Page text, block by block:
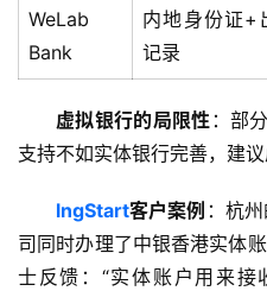
WeLab
Bank
内地身份证+
记录
虚拟银行的局限性 ：部
支持不如实体银行完善，建
lngStart客户案例 ：杭
司同时办理了中银香港实体
士反馈：“实体账户用来